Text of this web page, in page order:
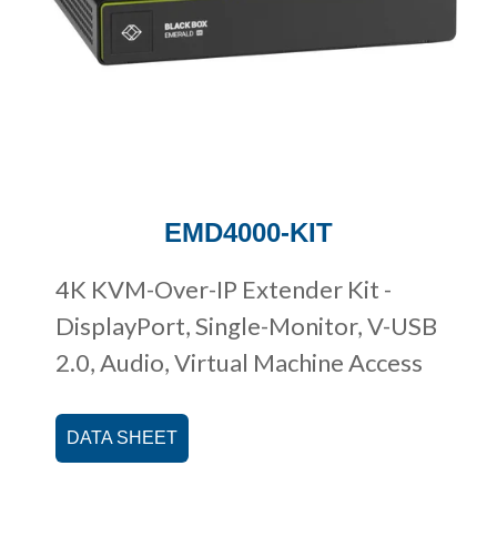
EMD4000-KIT
4K KVM-Over-IP Extender Kit -
DisplayPort, Single-Monitor, V-USB
2.0, Audio, Virtual Machine Access
DATA SHEET